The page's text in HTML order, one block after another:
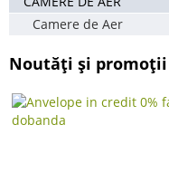
Camere de Aer
Noutăți și promoții